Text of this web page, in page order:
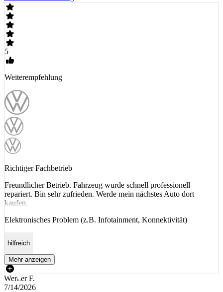
5
Weiterempfehlung
Richtiger Fachbetrieb
Freundlicher Betrieb. Fahrzeug wurde schnell professionell
repariert. Bin sehr zufrieden. Werde mein nächstes Auto dort
kaufen.
Elektronisches Problem (z.B. Infotainment, Konnektivität)
hilfreich
Mehr anzeigen
Werner F.
7/14/2026